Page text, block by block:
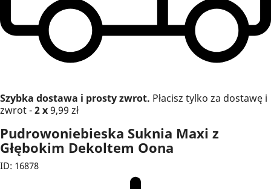
Szybka dostawa i prosty zwrot. Płacisz tylko za dostawę i
zwrot -2 x9,99 zł
Pudrowoniebieska Suknia Maxi z
Głębokim Dekoltem Oona
ID: 16878